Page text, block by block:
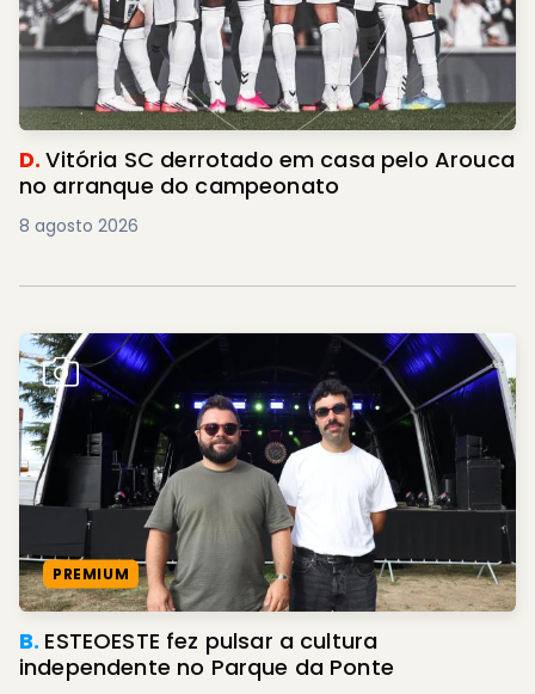
D.Vitória SC derrotado em casa pelo Arouca
no arranque do campeonato
8 agosto 2026
PREMIUM
B. ESTEOESTE fez pulsar a cultura
independente no Parque da Ponte